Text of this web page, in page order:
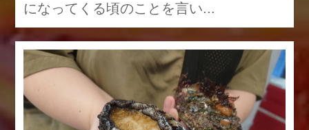
になってくる頃のことを言い...